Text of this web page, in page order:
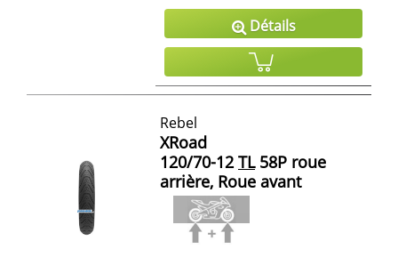
Détails
Rebel
XRoad
120/70-12 TL58P roue
arrière, Roue avant